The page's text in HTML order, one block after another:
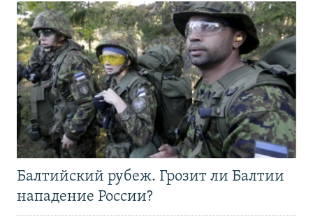
Балтийский рубеж. Грозит ли Балтии
нападение России?